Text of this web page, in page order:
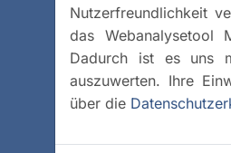
Nutzerfreundlichkeit
das Webanalysetool
Dadurch ist es uns
auszuwerten. Ihre
über die